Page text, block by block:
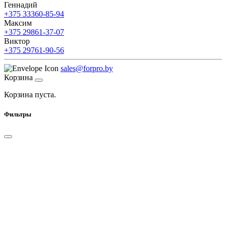
Геннадий
+375 33360-85-94
Максим
+375 29861-37-07
Виктор
+375 29761-90-56
sales@forpro.by
Корзина
Корзина пуста.
Фильтры